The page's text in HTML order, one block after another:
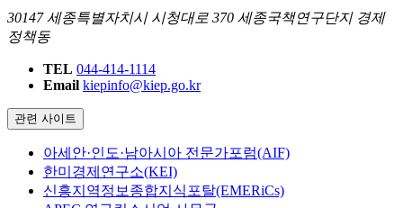
30147 세종특별자치시 시청대로 370 세종국책연구단지 경제
정책동
TEL 044-414-1114
Email kiepinfo@kiep.go.kr
관련 사이트
아세안·인도·남아시아 전문가포럼(AIF)
한미경제연구소(KEI)
신흥지역정보종합지식포탈(EMERiCs)